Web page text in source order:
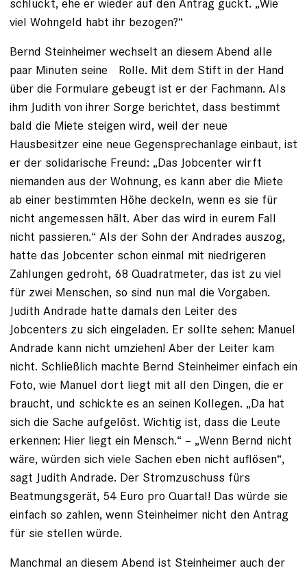
schluckt, ehe er wieder auf den Antrag guckt. „Wie
viel Wohngeld habt ihr bezogen?“
Bernd Steinheimer wechselt an diesem Abend alle
paar Minuten seine ­ Rolle. Mit dem Stift in der Hand
über die Formulare gebeugt ist er der Fachmann. Als
ihm Judith von ihrer Sorge berichtet, dass bestimmt
bald die Miete steigen wird, weil der neue
Hausbesitzer eine neue Gegensprechanlage einbaut, ist
er der solidarische Freund: „Das Jobcenter wirft
niemanden aus der Wohnung, es kann aber die Miete
ab einer bestimmten Höhe deckeln, wenn es sie für
nicht angemessen hält. Aber das wird in eurem Fall
nicht passieren.“ Als der Sohn der Andrades auszog,
hatte das Jobcenter schon einmal mit niedrigeren
Zahlungen gedroht, 68 Quadratmeter, das ist zu viel
für zwei Menschen, so sind nun mal die Vor­gaben.
Judith Andrade hatte damals den Leiter des
Jobcenters zu sich einge­laden. Er sollte sehen: Manuel
Andrade kann nicht umziehen! Aber der Leiter kam
nicht. Schließlich machte Bernd Steinheimer einfach ein
Foto, wie Manuel dort liegt mit all den Dingen, die er
braucht, und schickte es an seinen Kollegen. „Da hat
sich die Sache aufgelöst. Wichtig ist, dass die Leute
erkennen: Hier liegt ein Mensch.“ – „Wenn Bernd nicht
wäre, würden sich viele Sachen eben nicht auflösen“,
sagt Judith Andrade. Der Stromzuschuss fürs
Beatmungsgerät, 54 Euro pro Quartal! Das würde sie
einfach so zahlen, wenn Steinheimer nicht den Antrag
für sie stellen würde.
Manchmal an diesem Abend ist Steinheimer auch der